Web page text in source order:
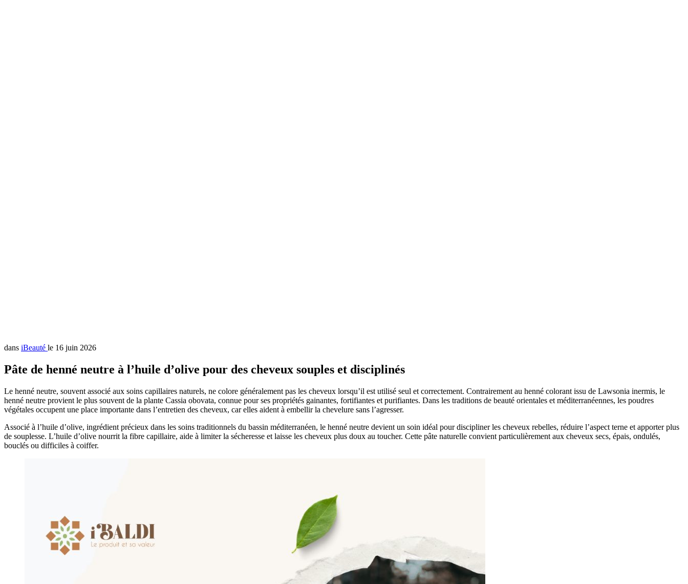
dans iBeauté le 16 juin 2026
Pâte de henné neutre à l’huile d’olive pour des cheveux souples et disciplinés
Le henné neutre, souvent associé aux soins capillaires naturels, ne colore généralement pas les cheveux lorsqu’il est utilisé seul et correctement. Contrairement au henné colorant issu de Lawsonia inermis, le
henné neutre provient le plus souvent de la plante Cassia obovata, connue pour ses propriétés gainantes, fortifiantes et purifiantes. Dans les traditions de beauté orientales et méditerranéennes, les poudres
végétales occupent une place importante dans l’entretien des cheveux, car elles aident à embellir la chevelure sans l’agresser.
Associé à l’huile d’olive, ingrédient précieux dans les soins traditionnels du bassin méditerranéen, le henné neutre devient un soin idéal pour discipliner les cheveux rebelles, réduire l’aspect terne et apporter plus
de souplesse. L’huile d’olive nourrit la fibre capillaire, aide à limiter la sécheresse et laisse les cheveux plus doux au toucher. Cette pâte naturelle convient particulièrement aux cheveux secs, épais, ondulés,
bouclés ou difficiles à coiffer.